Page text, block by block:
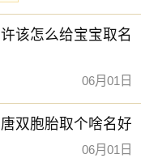
娴】
取一个好名字吗？选
该怎么给宝宝取名
06月01日
双胞胎取个啥名好
06月01日